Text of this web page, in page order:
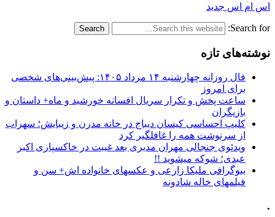
اس ام اس جدید
Search for:
نوشته‌های تازه
فال روزانه چهارشنبه ۱۴ مرداد ۱۴۰۵: پیش‌بینی‌های شخصی
برای امروز
ساعت پخش و تکرار سریال افسانه خورشید و ماه+ داستان و
بازیگران
کلیپ احساسی کیسان دیباج در خانه مدرن و زیبایش؛ سهراب
از سرنوشت همه را غافلگیر کرد
ویدئوی جنجالی مهران مدیری بعد غیبت در خاکسپاری اکبر
عبدی؛ شوکه میشوید !!
بیوگرافی ملیکا زارعی و عکسهای خانواده اش+ سن و
فیلمهای خاله شادونه
.